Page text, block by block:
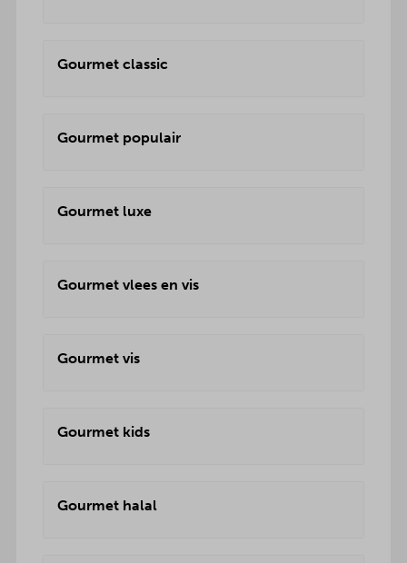
Gourmet classic
Gourmet populair
Gourmet luxe
Gourmet vlees en vis
Gourmet vis
Gourmet kids
Gourmet halal